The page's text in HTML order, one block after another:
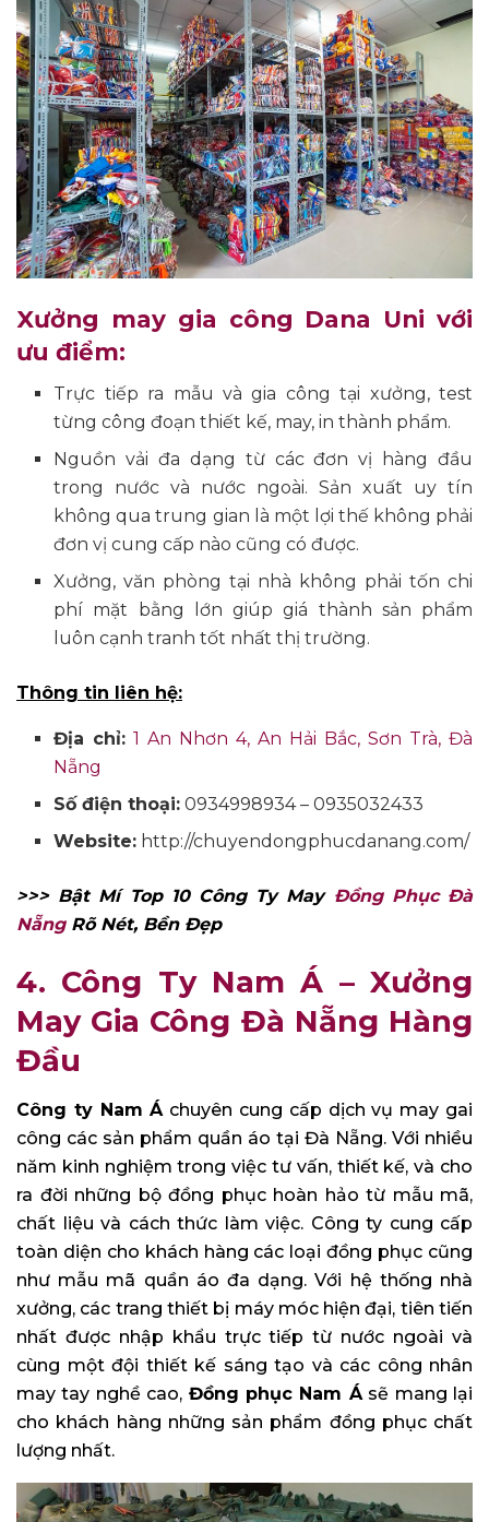
Xưởng may gia công Dana Uni với
ưu điểm:
Trực tiếp ra mẫu và gia công tại xưởng, test
từng công đoạn thiết kế, may, in thành phẩm.
Nguồn vải đa dạng từ các đơn vị hàng đầu
trong nước và nước ngoài. Sản xuất uy tín
không qua trung gian là một lợi thế không phải
đơn vị cung cấp nào cũng có được.
Xưởng, văn phòng tại nhà không phải tốn chi
phí mặt bằng lớn giúp giá thành sản phẩm
luôn cạnh tranh tốt nhất thị trường.
Thông tin liên hệ:
Địa chỉ: 1 An Nhơn 4, An Hải Bắc, Sơn Trà, Đà
Nẵng
Số điện thoại: 0934998934 – 0935032433
Website: http://chuyendongphucdanang.com/
>>> Bật Mí Top 10 Công Ty May Đồng Phục Đà
NẵngRõ Nét, Bền Đẹp
4. Công Ty Nam Á – Xưởng
May Gia Công Đà Nẵng Hàng
Đầu
Công ty Nam Áchuyên cung cấp dịch vụ may gai
công các sản phẩm quần áo tại Đà Nẵng. Với nhiều
năm kinh nghiệm trong việc tư vấn, thiết kế, và cho
ra đời những bộ đồng phục hoàn hảo từ mẫu mã,
chất liệu và cách thức làm việc. Công ty cung cấp
toàn diện cho khách hàng các loại đồng phục cũng
như mẫu mã quần áo đa dạng. Với hệ thống nhà
xưởng, các trang thiết bị máy móc hiện đại, tiên tiến
nhất được nhập khẩu trực tiếp từ nước ngoài và
cùng một đội thiết kế sáng tạo và các công nhân
may tay nghề cao, Đồng phục Nam Ásẽ mang lại
cho khách hàng những sản phẩm đồng phục chất
lượng nhất.